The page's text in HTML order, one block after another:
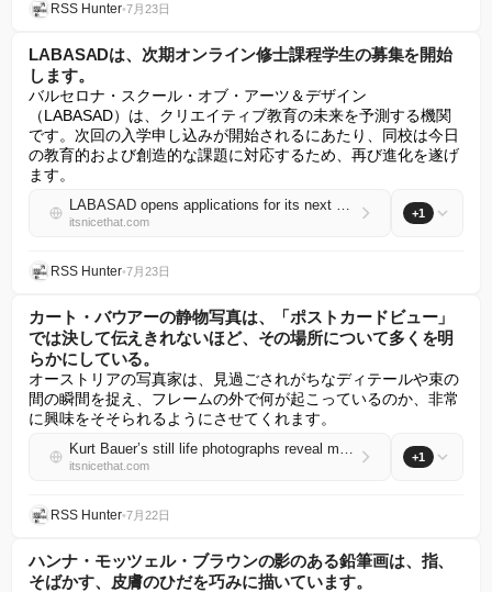
RSS Hunter•7月23日
LABASADは、次期オンライン修士課程学生の募集を開始
します。
バルセロナ・スクール・オブ・アーツ＆デザイン
（LABASAD）は、クリエイティブ教育の未来を予測する機関
です。次回の入学申し込みが開始されるにあたり、同校は今日
の教育的および創造的な課題に対応するため、再び進化を遂げ
ます。
LABASAD opens applications for its next cohort of online master’s students
itsnicethat.com
+1
RSS Hunter•7月23日
カート・バウアーの静物写真は、「ポストカードビュー」
では決して伝えきれないほど、その場所について多くを明
らかにしている。
オーストリアの写真家は、見過ごされがちなディテールや束の
間の瞬間を捉え、フレームの外で何が起こっているのか、非常
に興味をそそられるようにさせてくれます。
Kurt Bauer’s still life photographs reveal more about a place than a “postcard view” ever could
itsnicethat.com
+1
RSS Hunter•7月22日
ハンナ・モッツェル・ブラウンの影のある鉛筆画は、指、
そばかす、皮膚のひだを巧みに描いています。